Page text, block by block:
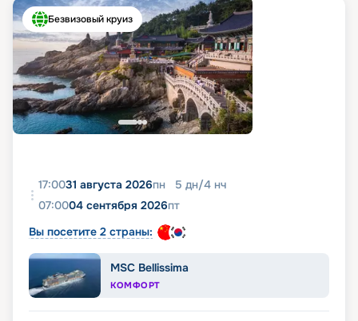
Безвизовый круиз
17:0031 августа 2026пн 5 дн/4 нч
07:0004 сентября 2026пт
Вы посетите 2 страны:
MSC Bellissima
КОМФОРТ